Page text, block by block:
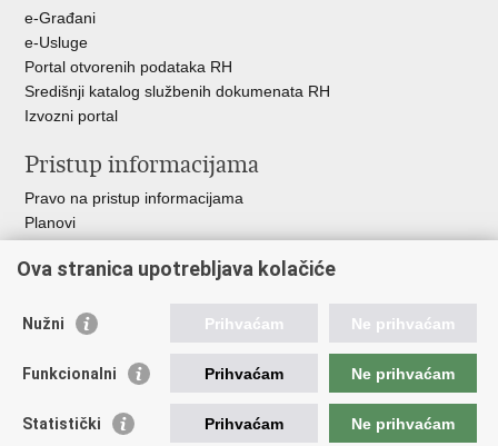
e-Građani
e-Usluge
Portal otvorenih podataka RH
Središnji katalog službenih dokumenata RH
Izvozni portal
Pristup informacijama
Pravo na pristup informacijama
Planovi
Financijski dokumenti
Važne poveznice
Vlada RH
Operativni program konkurentnost i kohezija
Ova stranica upotrebljava kolačiće
Nužni Prihvaćam Ne prihvaćam
Funkcionalni Prihvaćam Ne prihvaćam
Statistički Prihvaćam Ne prihvaćam